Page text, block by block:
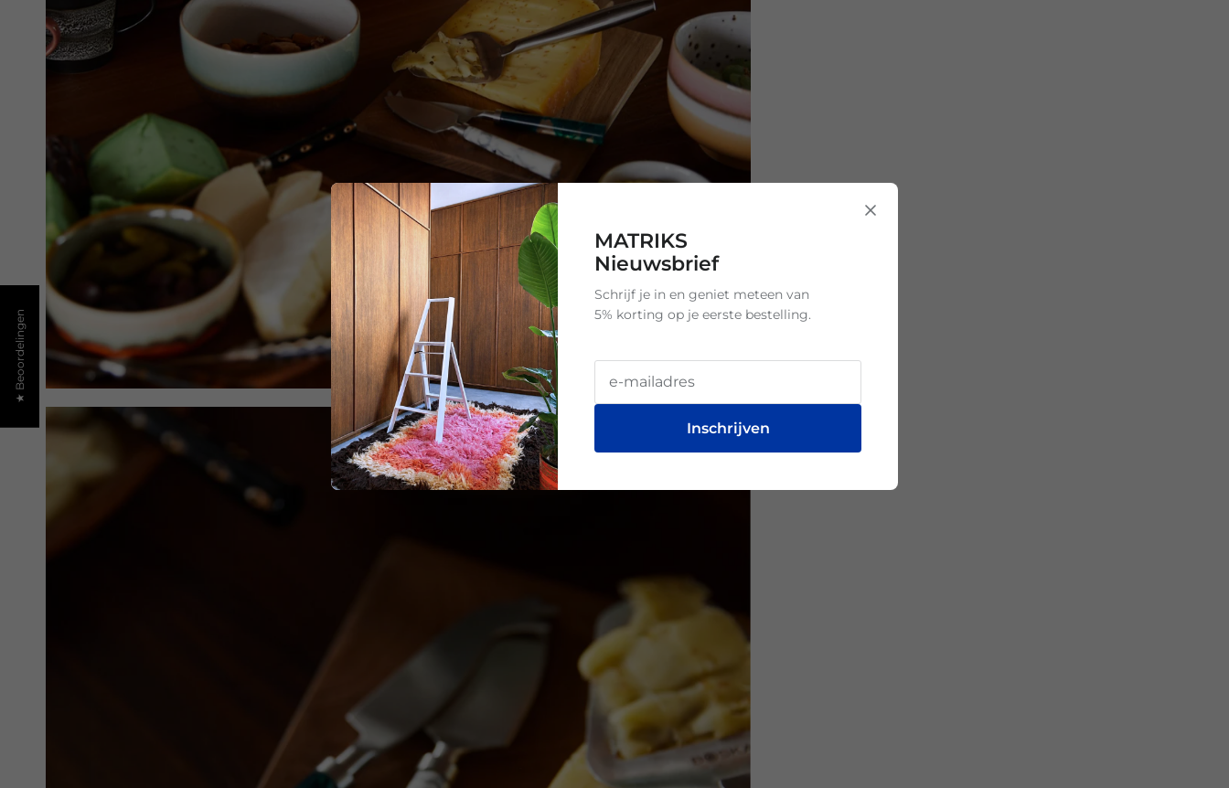
MATRIKS
Nieuwsbrief
Schrijf je in en geniet meteen van
5% korting op je eerste bestelling.
Inschrijven
★ Beoordelingen